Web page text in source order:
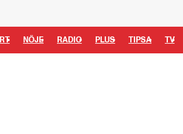
NÖJE RADIO PLUS TIPSA TV